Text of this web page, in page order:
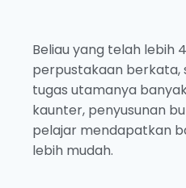
Beliau yang telah lebih
perpustakaan berkata,
tugas utamanya
kaunter, penyusunan
pelajar mendapatkan
lebih mudah.